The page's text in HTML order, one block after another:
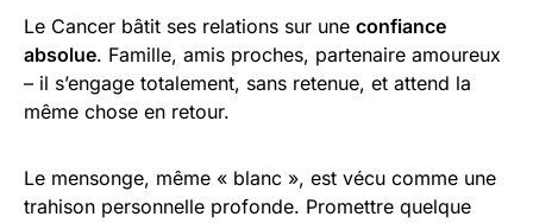
Le Cancer bâtit ses relations sur une confiance
absolue. Famille, amis proches, partenaire amoureux
– il s’engage totalement, sans retenue, et attend la
même chose en retour.
Le mensonge, même « blanc », est vécu comme une
trahison personnelle profonde. Promettre quelque